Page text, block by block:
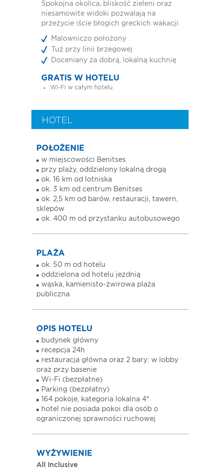
Spokojna okolica, bliskość zieleni oraz
niesamowite widoki pozwalają na
przeżycie iście błogich greckich wakacji.
Malowniczo położony
Tuż przy linii brzegowej
Doceniany za dobrą, lokalną kuchnię
GRATIS W HOTELU
Wi-Fi w całym hotelu
HOTEL
POŁOŻENIE
w miejscowości Benitses
przy plaży, oddzielony lokalną drogą
ok. 16 km od lotniska
ok. 3 km od centrum Benitses
ok. 2,5 km od barów, restauracji, tawern,
sklepów
ok. 400 m od przystanku autobusowego
PLAŻA
ok. 50 m od hotelu
oddzielona od hotelu jezdnią
wąska, kamienisto-żwirowa plaża
publiczna
OPIS HOTELU
budynek główny
recepcja 24h
restauracja główna oraz 2 bary: w lobby
oraz przy basenie
Wi-Fi (bezpłatne)
Parking (bezpłatny)
164 pokoje, kategoria lokalna 4*
hotel nie posiada pokoi dla osób o
ograniczonej sprawności ruchowej
WYŻYWIENIE
All Inclusive